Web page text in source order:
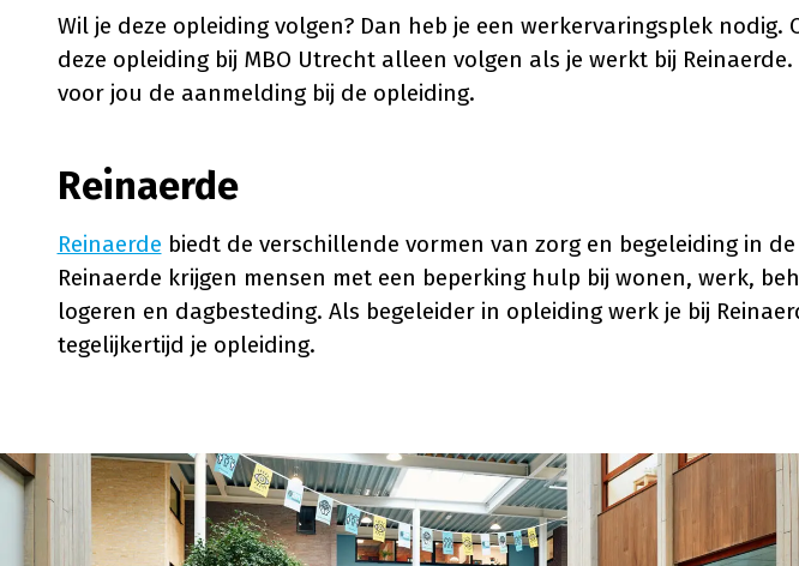
Wil je deze opleiding volgen? Dan heb je een werkervaringsplek nodig.
deze opleiding bij MBO Utrecht alleen volgen als je werkt bij
voor jou de aanmelding bij de opleiding.
Reinaerde
Reinaerde biedt de verschillende vormen van zorg en begeleiding in
Reinaerde krijgen mensen met een beperking hulp bij wonen, werk,
logeren en dagbesteding. Als begeleider in opleiding werk je bij
tegelijkertijd je opleiding.